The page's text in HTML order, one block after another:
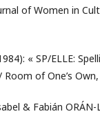
of Women in
« SP/ELLE:
Room of One’s
& Fabián ORÁN-